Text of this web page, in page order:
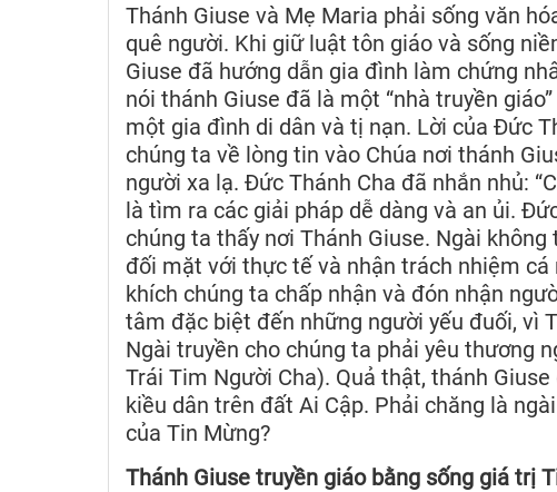
Thánh Giuse và Mẹ Maria phải sống văn
quê người. Khi giữ luật tôn giáo và sống
Giuse đã hướng dẫn gia đình làm chứng
nói thánh Giuse đã là một “nhà truyền
một gia đình di dân và tị nạn. Lời của Đức
chúng ta về lòng tin vào Chúa nơi thánh
người xa lạ. Đức Thánh Cha đã nhắn nhủ:
là tìm ra các giải pháp dễ dàng và an ủi.
chúng ta thấy nơi Thánh Giuse. Ngài
đối mặt với thực tế và nhận trách nhiệm cá
khích chúng ta chấp nhận và đón nhận
tâm đặc biệt đến những người yếu đuối, vì
Ngài truyền cho chúng ta phải yêu thương
Trái Tim Người Cha). Quả thật, thánh
kiều dân trên đất Ai Cập. Phải chăng là
của Tin Mừng?
Thánh Giuse truyền giáo bằng sống giá trị